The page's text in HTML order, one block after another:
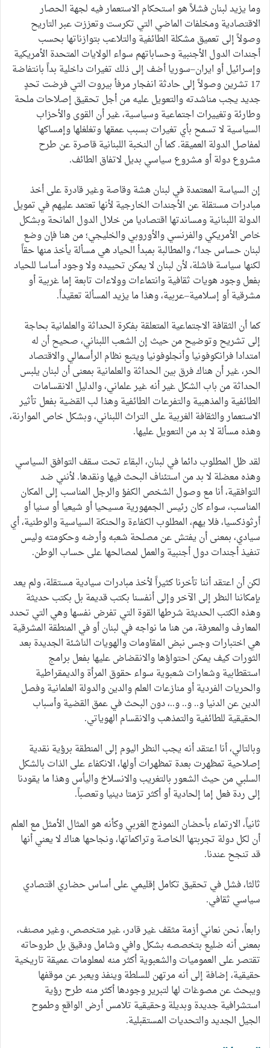
وما يزيد لبنان فشلاً هو استحكام الاستعمار فيه لجهة الحصار
الاقتصادية ومخلفات الماضي التي تكرست وتعززت عبر التاريح
وصولاً إلى تعميق مشكلة الطائفية والتلاعب بتوازناتها بحسب
أجندات الدول الأجنبية وحساباتهم سواء الولايات المتحدة الأمريكية
وإسرائيل أو ايران–سوريا أضف إلى ذلك تغيرات داخلية بداً بانتفاضة
17 تشرين وصولاً إلى حادثة انفجار مرفأ بيروت التي فرضت تحدٍ
جديد يجب مناشدته والتعويل عليه من أجل تحقيق إصلاحات ملحة
وطارئة وتغييرات اجتماعية وسياسية، غير أن القوى والأحزاب
السياسية لا تسمح بأي تغيرات بسبب عمقها وتغلغلها وإمساكها
لمفاصل الدولة العميقة. كما أن النخبة اللبنانية قاصرة عن طرح
مشروع دولة أو مشروع سياسي بديل لاتفاق الطائف.
إن السياسة المعتمدة في لبنان هشة وقاصة وغير قادرة على أخذ
مبادرات مستقلة عن الأجندات الخارجية لأنها تعتمد عليهم في تمويل
الدولة اللبنانية ومساندتها اقتصاديا من خلال الدول المانحة وبشكل
خاص الأمريكي والفرنسي والأوروبي والخليجي؛ من هنا فإن وضع
لبنان حساس جدا ً، والمطالبة بمبدأ الحياد هي مسألة يأخذ منها حقاً
لكنها سياسة فاشلة، لأن لبنان لا يمكن تحييده ولا وجود أساسا للحياد
بفعل وجود هويات ثقافية وانتماءات وولاءات تابعة إما غربية أو
مشرقية أو إسلامية–عربية، وهذا ما يزيد المسألة تعقيداً.
كما أن الثقافة الاجتماعية المتعلقة بفكرة الحداثة والعلمانية بحاجة
إلى تشريح وتوضيح من حيث إن الشعب اللبناني، صحيح أن له
امتدادا فرانكوفونيا وأنجلوفونيا ويتبع نظام الرأسمالي والاقتصاد
الحر، غير أن هناك فرق بين الحداثة والعلمانية بمعنى أن لبنان يلبس
الحداثة من باب الشكل غير أنه غير علماني، والدليل الانقسامات
الطائفية والمذهبية والتفرعات الطائفية وهذا لب القضية بفعل تأثير
الاستعمار والثقافة الغربية على التراث اللبناني، وبشكل خاص الموارنة،
وهذه مسألة لا بد من التعويل عليها.
لقد ظل المطلوب دائما في لبنان، البقاء تحت سقف التوافق السياسي
وهذه معضلة لا بد من استئناف البحث فيها ونقدها. لأنني ضد
التوافقية، أنا مع وصول الشخص الكفؤ والرجل المناسب إلى المكان
المناسب، سواء كان رئيس الجمهورية مسيحيا أو شيعيا أو سنيا أو
أرثوذكسيا، فلا يهم، المطلوب الكفاءة والحنكة السياسية والوطنية، أي
سيادي، بمعنى أن يفتش عن مصلحة شعبه وأرضه وحكومته وليس
تنفيذ أجندات دول أجنبية والعمل لمصالحها على حساب الوطن.
لكن أن اعتقد أننا تأخرنا كثيراً لأخذ مبادرات سيادية مستقلة، ولم يعد
بإمكاننا النظر إلى الآخر وإلى أنفسنا بكتب قديمة بل بكتب حديثة
وهذه الكتب الحديثة شرطها القوة التي تفرض نفسها وهي التي تحدد
المعارف والمعرفة، من هنا ما نواجه في لبنان أو في المنطقة المشرقية
هي اختبارات وجس نبض المقاومات والهويات الناشئة الجديدة بعد
الثورات كيف يمكن احتواؤها والانقضاض عليها بفعل برامج
استقطابية وشعارات شعبوية سواء حقوق المرأة والديمقراطية
والحريات الفردية أو منازعات العلم والدين والدولة العلمانية وفصل
الدين عن الدنيا و.. و.. و..، دون البحث في عمق القضية وأسباب
الحقيقية للطائفية والتمذهب والانقسام الهوياتي.
وبالتالي، أنا اعتقد أنه يجب النظر اليوم إلى المنطقة برؤية نقدية
إصلاحية تمظهرت بعدة تمظهرات أولها، الانكفاء على الذات بالشكل
السلبي من حيث الشعور بالتغريب والانسلاخ واليأس وهذا ما يقودنا
إلى ردة فعل إما إلحادية أو أكثر تزمتا دينيا وتعصباً.
ثانياً، الارتماء بأحضان النموذج الغربي وكأنه هو المثال الأمثل مع العلم
أن لكل دولة تجربتها الخاصة وتراكماتها، ونجاحها هناك لا يعني أنها
قد تنجح عندنا.
ثالثا، فشل في تحقيق تكامل إقليمي على أساس حضاري اقتصادي
سياسي ثقافي.
رابعاً، نحن نعاني أزمة مثقف غير قادر، غير متخصص، وغير مصنف،
بمعنى أنه ضليع بتخصصه بشكل وافي وشامل ودقيق بل طروحاته
تقتصر على العموميات والشعبوية أكثر منه لمعلومات عميقة تاريخية
حقيقية، إضافة إلى أنه مرتهن للسلطة وينفذ ويعبر عن موقفها
ويبحث عن مصوغات لها لتبرير وجودها أكثر منه طرح رؤية
استشرافية جديدة وبديلة وحقيقية تلامس أرض الواقع وطموح
الجيل الجديد والتحديات المستقبلية.